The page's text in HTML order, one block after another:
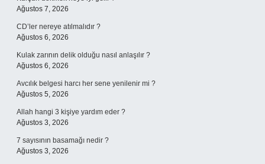
Ağustos 7, 2026
CD’ler nereye atılmalıdır ?
Ağustos 6, 2026
Kulak zarının delik olduğu nasıl anlaşılır ?
Ağustos 6, 2026
Avcılık belgesi harcı her sene yenilenir mi ?
Ağustos 5, 2026
Allah hangi 3 kişiye yardım eder ?
Ağustos 3, 2026
7 sayısının basamağı nedir ?
Ağustos 3, 2026